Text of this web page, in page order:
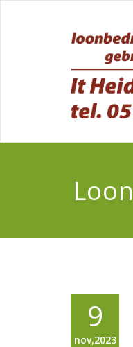
9
nov,2023